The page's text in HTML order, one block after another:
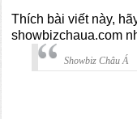
Thích bài viết này,
showbizchaua.com
Showbiz Châu Á